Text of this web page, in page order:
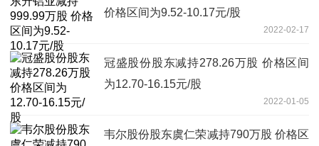
价格区间为9.52-10.17元/股
2022-02-17
冠盛股份股东减持278.26万股 价格区间
为12.70-16.15元/股
2022-01-05
韦尔股份股东虞仁荣减持790万股 价格区